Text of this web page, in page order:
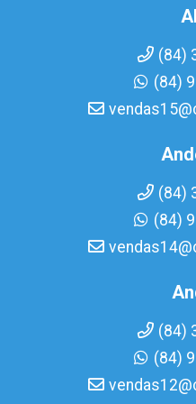
(84)
(84)
(84)
(84)
(84)
(84)